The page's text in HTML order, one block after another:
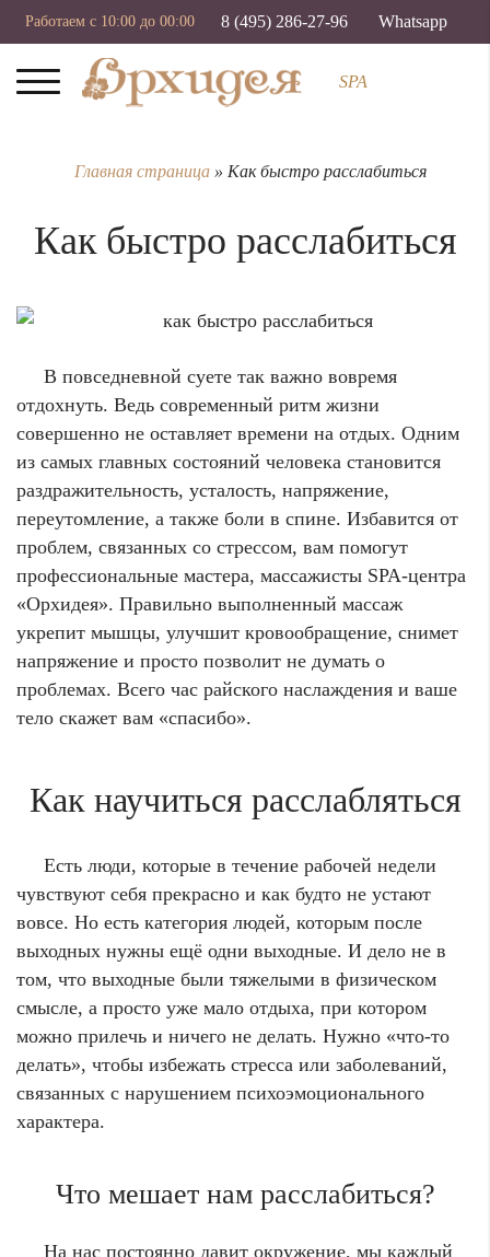
Работаем с 10:00 до 00:00 8 (495) 286-27-96 Whatsapp
SPA
Главная страница » Как быстро расслабиться
Как быстро расслабиться
В повседневной суете так важно вовремя
отдохнуть. Ведь современный ритм жизни
совершенно не оставляет времени на отдых. Одним
из самых главных состояний человека становится
раздражительность, усталость, напряжение,
переутомление, а также боли в спине. Избавится от
проблем, связанных со стрессом, вам помогут
профессиональные мастера, массажисты SPA-центра
«Орхидея». Правильно выполненный массаж
укрепит мышцы, улучшит кровообращение, снимет
напряжение и просто позволит не думать о
проблемах. Всего час райского наслаждения и ваше
тело скажет вам «спасибо».
Как научиться расслабляться
Есть люди, которые в течение рабочей недели
чувствуют себя прекрасно и как будто не устают
вовсе. Но есть категория людей, которым после
выходных нужны ещё одни выходные. И дело не в
том, что выходные были тяжелыми в физическом
смысле, а просто уже мало отдыха, при котором
можно прилечь и ничего не делать. Нужно «что-то
делать», чтобы избежать стресса или заболеваний,
связанных с нарушением психоэмоционального
характера.
Что мешает нам расслабиться?
На нас постоянно давит окружение, мы каждый